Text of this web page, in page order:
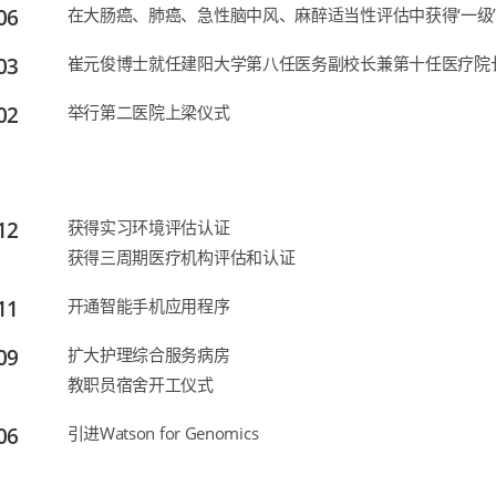
在大肠癌、肺癌、急性脑中风、麻醉适当性评估中获得‘一级’
崔元俊博士就任建阳大学第八任医务副校长兼第十任医疗院
举行第二医院上梁仪式
获得实习环境评估认证
获得三周期医疗机构评估和认证
开通智能手机应用程序
扩大护理综合服务病房
教职员宿舍开工仪式
引进Watson for Genomics